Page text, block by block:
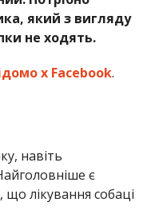
Адже песик
повноцінної їжі,
та лапки. В туалет